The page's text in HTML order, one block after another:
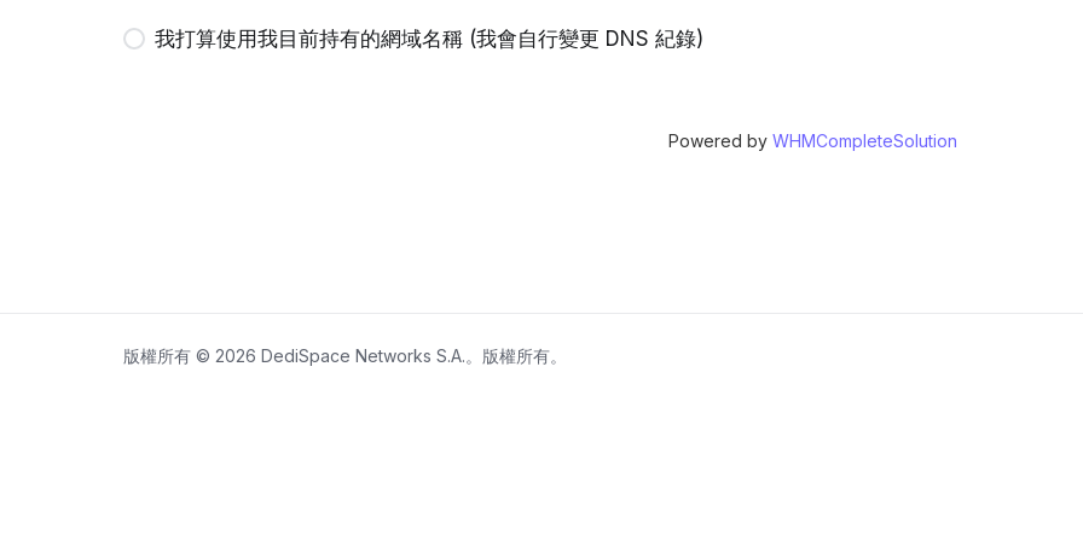
我打算使用我目前持有的網域名稱 (我會自行變更 DNS 紀錄)
Powered by WHMCompleteSolution
版權所有 © 2026 DediSpace Networks S.A.。版權所有。